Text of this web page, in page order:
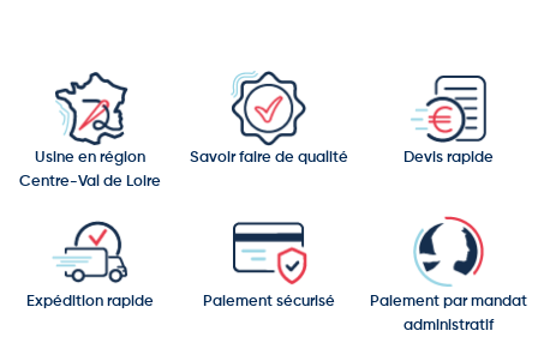
Usine en région
Centre-Val de Loire
Savoir faire de qualité Devis rapide
Expédition rapide Paiement sécurisé
Paiement par mandat
administratif